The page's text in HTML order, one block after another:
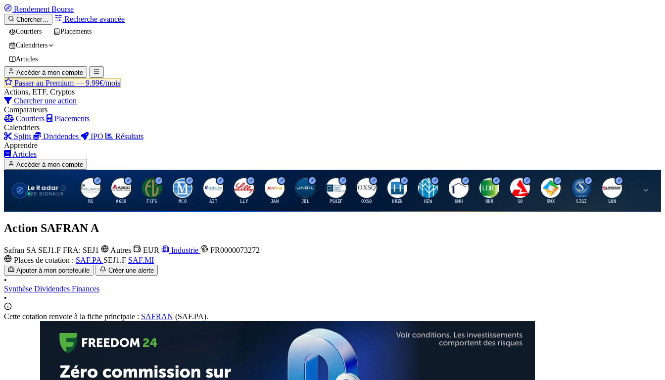
Rendement Bourse
Chercher… Recherche avancée
Courtiers
Placements
Calendriers
Articles
Accéder à mon compte
Passer au Premium — 9.99€/mois
Actions, ETF, Cryptos
Chercher une action
Comparateurs
Courtiers
Placements
Calendriers
Splits
Dividendes IPO
Résultats
Apprendre
Articles
Accéder à mon compte
Le Radar
20 SIGNAUX
R
RS
A
AGCO
F
FCFS
M
MCO
A
AIT
E
LLY
J
JAN
J
JBL
P
PSHZF
O
OXSQ
H
HRZN
H
HIW
U
UMH
U
UDR
S
SO
S
SWX
S
SIGI
L
LNN
R
Action SAFRAN A
Safran SA SEJ1.F FRA: SEJ1 Autres EUR Industrie
FR0000073272
Places de cotation : SAF.PA SEJ1.F SAF.MI
Ajouter à mon portefeuille Créer une alerte
•
Synthèse Dividendes Finances
•
Cette cotation renvoie à la fiche principale : SAFRAN (SAF.PA).